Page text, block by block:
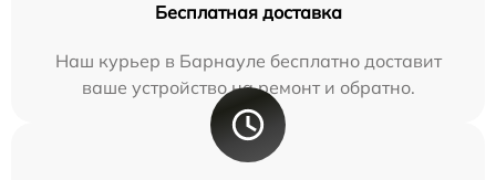
Бесплатная доставка
Наш курьер в Барнауле бесплатно доставит
ваше устройство на ремонт и обратно.